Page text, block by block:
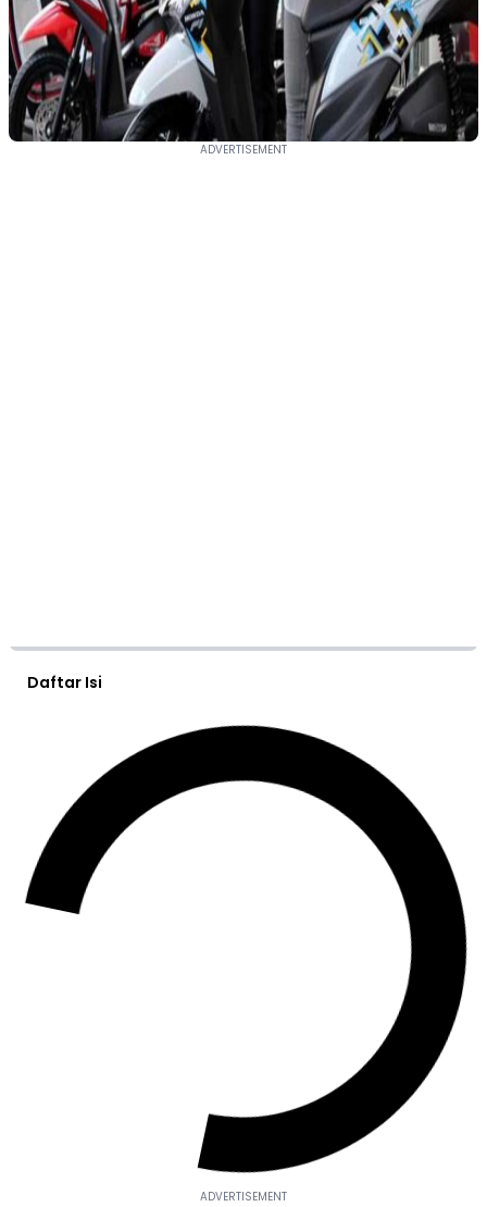
Daftar Isi